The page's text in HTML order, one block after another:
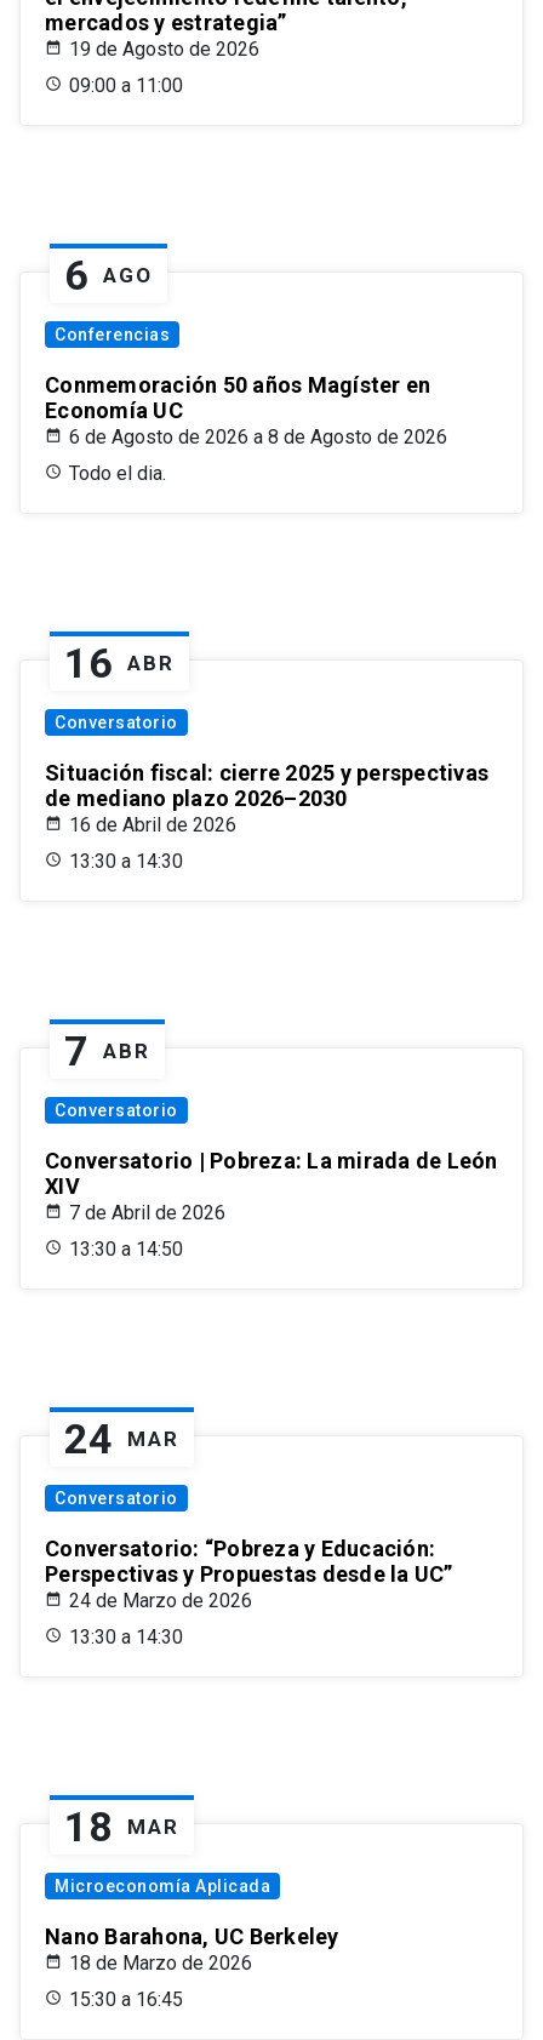
mercados y estrategia”
19 de Agosto de 2026
09:00 a 11:00
6 AGO
Conferencias
Conmemoración 50 años Magíster en
Economía UC
6 de Agosto de 2026 a 8 de Agosto de 2026
Todo el dia.
16 ABR
Conversatorio
Situación fiscal: cierre 2025 y perspectivas
de mediano plazo 2026–2030
16 de Abril de 2026
13:30 a 14:30
7 ABR
Conversatorio
Conversatorio | Pobreza: La mirada de León
XIV
7 de Abril de 2026
13:30 a 14:50
24 MAR
Conversatorio
Conversatorio: “Pobreza y Educación:
Perspectivas y Propuestas desde la UC”
24 de Marzo de 2026
13:30 a 14:30
18 MAR
Microeconomía Aplicada
Nano Barahona, UC Berkeley
18 de Marzo de 2026
15:30 a 16:45